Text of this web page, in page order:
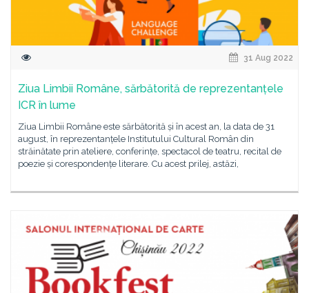
31 Aug 2022
Ziua Limbii Române, sărbătorită de reprezentanțele
ICR în lume
Ziua Limbii Române este sărbătorită și în acest an, la data de 31
august, în reprezentanțele Institutului Cultural Român din
străinătate prin ateliere, conferințe, spectacol de teatru, recital de
poezie și corespondențe literare. Cu acest prilej, astăzi,